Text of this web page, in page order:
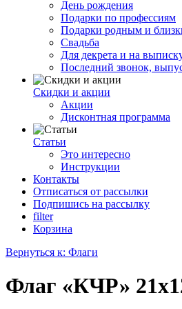
День рождения
Подарки по профессиям
Подарки родным и
Свадьба
Для декрета и на
Последний звонок,
Скидки и акции
Акции
Дисконтная программа
Статьи
Это интересно
Инструкции
Контакты
Отписаться от рассылки
Подпишись на рассылку
filter
Корзина
Вернуться к: Флаги
Флаг «КЧР»